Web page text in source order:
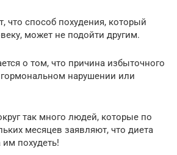
что способ похудения, который
может не подойти другим.
о том, что причина избыточного
нарушении или
так много людей, которые по
месяцев заявляют, что диета
похудеть!